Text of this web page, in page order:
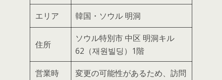
エリア 韓国・ソウル 明洞
住所
ソウル特別市 中区 明洞キル
62（재원빌딩）1階
営業時
変更の可能性があるため、訪問